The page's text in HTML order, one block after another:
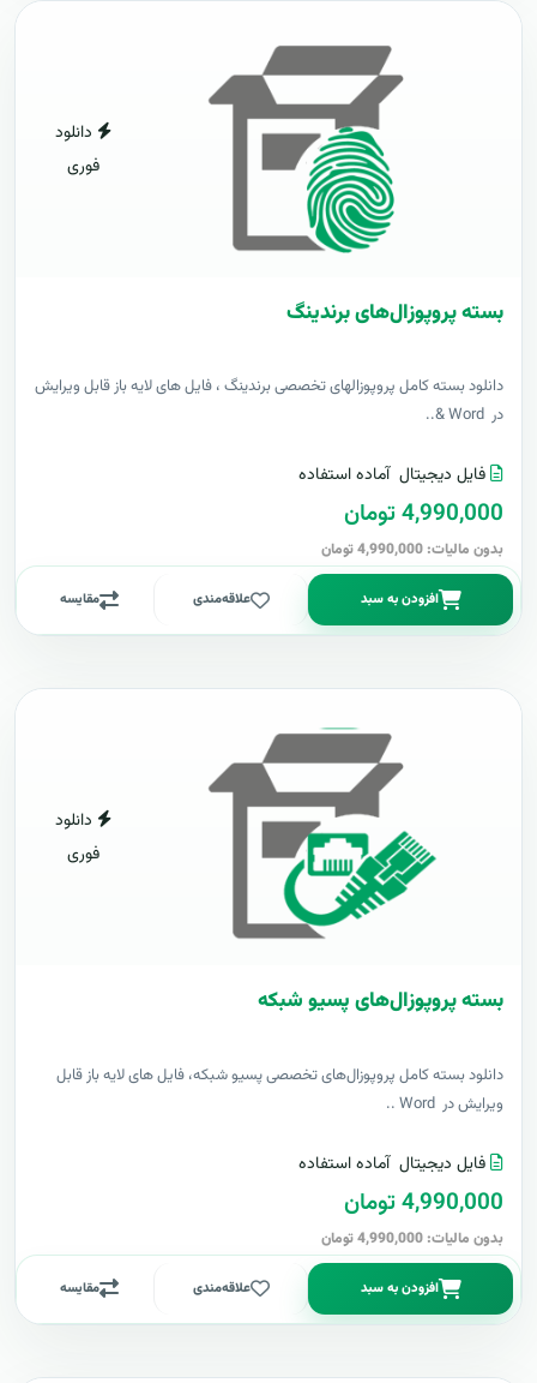
دانلود
فوری
بسته پروپوزال‌های برندینگ
دانلود بسته کامل پروپوزالهای تخصصی برندینگ ، فایل های لایه باز قابل ویرایش
در Word &..
فایل دیجیتال آماده استفاده
4,990,000 تومان
بدون مالیات: 4,990,000 تومان
افزودن به سبد علاقه‌مندی مقایسه
دانلود
فوری
بسته پروپوزال‌های پسیو شبکه
دانلود بسته کامل پروپوزال‌های تخصصی پسیو شبکه، فایل های لایه باز قابل
ویرایش در Word ..
فایل دیجیتال آماده استفاده
4,990,000 تومان
بدون مالیات: 4,990,000 تومان
افزودن به سبد علاقه‌مندی مقایسه